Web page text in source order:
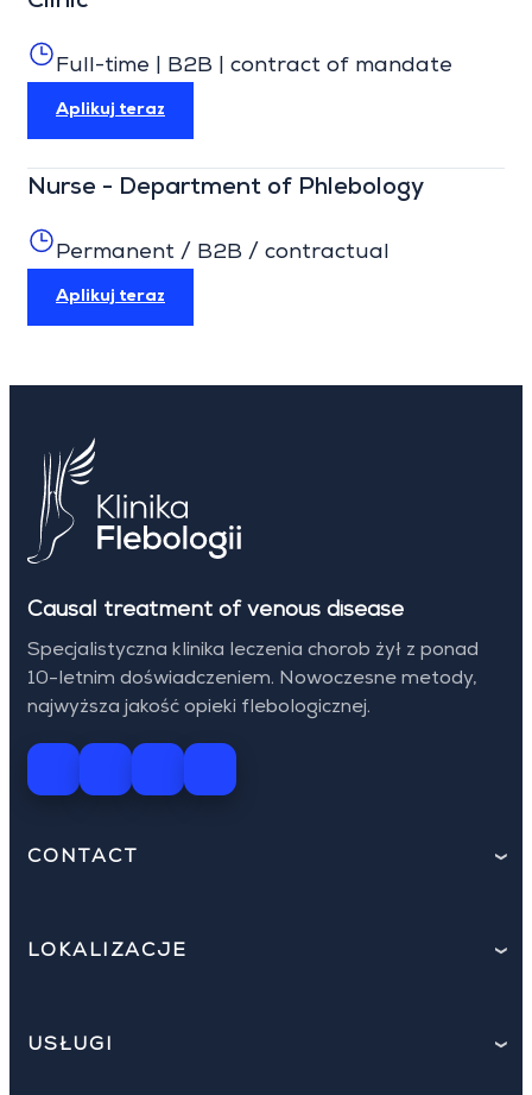
Full-time | B2B | contract of mandate
Aplikuj teraz
Nurse - Department of Phlebology
Permanent / B2B / contractual
Aplikuj teraz
Causal treatment of venous disease
Specjalistyczna klinika leczenia chorob żył z ponad
10-letnim doświadczeniem. Nowoczesne metody,
najwyższa jakość opieki flebologicznej.
CONTACT
LOKALIZACJE
USŁUGI